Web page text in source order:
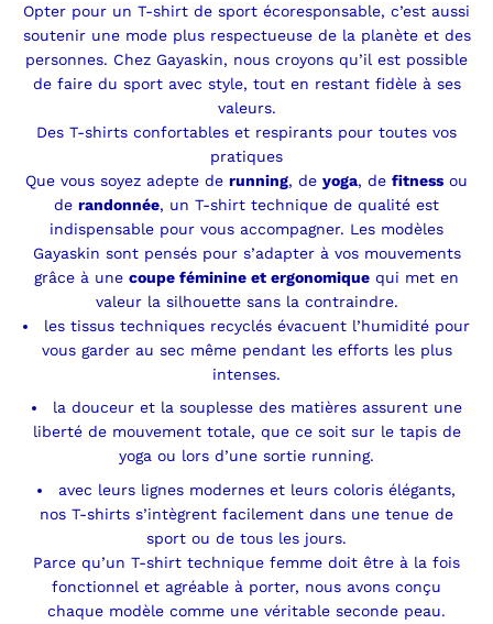
Opter pour un T-shirt de sport écoresponsable, c’est aussi
soutenir une mode plus respectueuse de la planète et des
personnes. Chez Gayaskin, nous croyons qu’il est possible
de faire du sport avec style, tout en restant fidèle à ses
valeurs.
Des T-shirts confortables et respirants pour toutes vos
pratiques
Que vous soyez adepte de running, de yoga, de fitness ou
de randonnée, un T-shirt technique de qualité est
indispensable pour vous accompagner. Les modèles
Gayaskin sont pensés pour s’adapter à vos mouvements
grâce à une coupe féminine et ergonomique qui met en
valeur la silhouette sans la contraindre.
les tissus techniques recyclés évacuent l’humidité pour
vous garder au sec même pendant les efforts les plus
intenses.
la douceur et la souplesse des matières assurent une
liberté de mouvement totale, que ce soit sur le tapis de
yoga ou lors d’une sortie running.
avec leurs lignes modernes et leurs coloris élégants,
nos T-shirts s’intègrent facilement dans une tenue de
sport ou de tous les jours.
Parce qu’un T-shirt technique femme doit être à la fois
fonctionnel et agréable à porter, nous avons conçu
chaque modèle comme une véritable seconde peau.